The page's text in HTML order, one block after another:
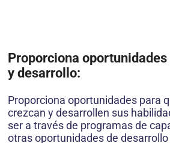
Proporciona
y desarrollo:
Proporciona oportunidades para
crezcan y desarrollen sus
ser a través de programas de
otras oportunidades de